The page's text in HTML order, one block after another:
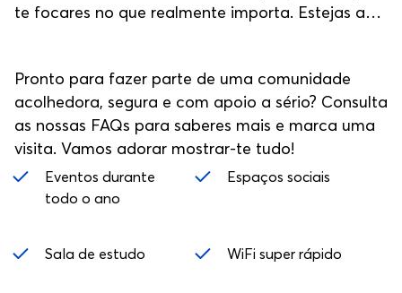
te focares no que realmente importa. Estejas a
equilíbrio entre os estudos e o teu estilo de vida.
(Descobre as melhores coisas para fazer,
restaurantes e bares em Lisboa.)
Pronto para fazer parte de uma comunidade
acolhedora, segura e com apoio a sério? Consulta
as nossas FAQs para saberes mais e marca uma
visita. Vamos adorar mostrar-te tudo!
Eventos durante
todo o ano
Espaços sociais
Sala de estudo WiFi super rápido